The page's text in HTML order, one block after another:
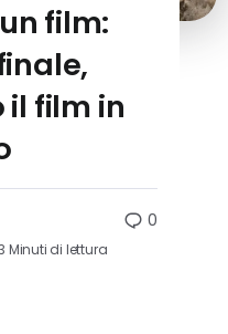
film:
il film in
Minuti di lettura
0